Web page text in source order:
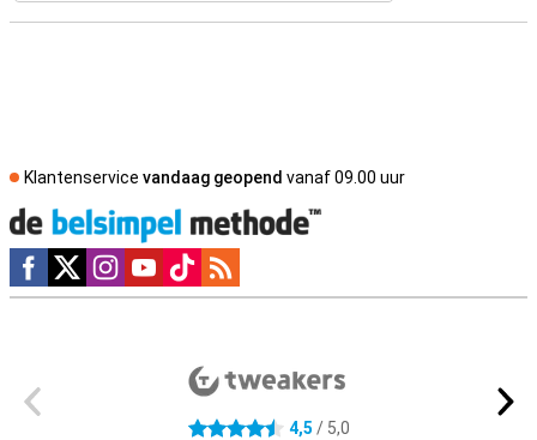
Klantenservice vandaag geopend vanaf 09.00 uur
Social media
4.5 sterren 4,5 / 5,0